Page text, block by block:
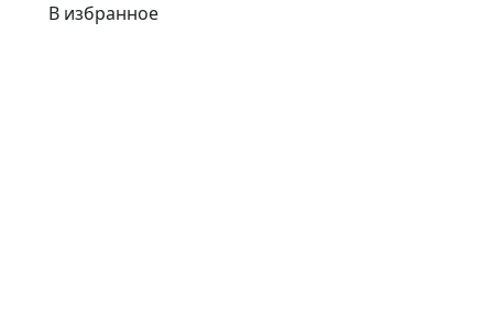
В избранное